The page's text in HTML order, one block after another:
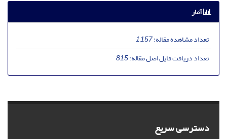
آمار
تعداد مشاهده مقاله:1,157
تعداد دریافت فایل اصل مقاله:815
دسترسی سریع